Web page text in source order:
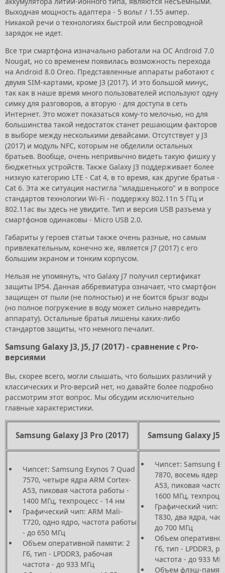
Выходная мощность адаптера - 5 вольт / 1.55 ампер.
Никакой речи о технологиях быстрой или беспроводной
зарядок не идет.
Все три смартфона изначально работали на ОС Android 7.0
Nougat, но со временем появилась возможность перехода
на Android 8.0 Oreo. Представленные аппараты работают с
двумя SIM-картами, кроме J3 (2017). И это большой минус,
так как в наше время много пользователей используют одну
симку для разговоров, а вторую - для доступа в сеть
Интернет. Это может показаться кому-то мелочью, но для
большинства такой недостаток станет решающим факторов
в выборе между несколькими девайсами. Отсутствует у J3
(2017) и модуль NFC, которым не обделили остальных
братьев. Вообще, очень непривычно видеть такую фишку у
бюджетных устройств. Также Galaxy J3 поддерживает более
низкую категорию LTE - Cat 4, в то время, как другие братья -
Cat 6. Эта же ситуация настигла "младшенького" и в вопросе
стандартов технологии Wi-Fi - поддержку 802.11n 5 ГГц и
802.11ac вы здесь не увидите. Тип и версия USB разъема у
смартфонов одинаковы - Micro USB 2.0.
Габариты у героев статьи также очень разные, но самым
привлекательным, конечно же, является J7 (2017) с его
большим экраном и тонким корпусом.
Нельзя не упомянуть, что Galaxy J7 получил сертификат
защиты IP54. Данная аббревиатура означает, что смартфон
защищен от пыли (не полностью) и не боится брызг воды
(но полное погружение в воду может сильно навредить
аппарату). Остальные братья лишены каких-либо
стандартов защиты, что немного печалит.
Samsung Galaxy J3, J5, J7 (2017) - сравнение с Pro-
версиями
Вы, скорее всего, могли слышать, что больших различий у
классических и Pro-версий нет, но давайте более подробно
рассмотрим этот вопрос. Мы обсудим исключительно
главные характеристики.
Samsung Galaxy J3 Pro (2017) Samsung Galaxy J5
Чипсет: Samsung Exynos 7 Quad
7570, четыре ядра ARM Cortex-
A53, пиковая частота работы -
1400 МГц, техпроцесс - 14 нм
Графический чип: ARM Mali-
T720, одно ядро, частота работы
- до 650 МГц
Объем оперативной памяти: 2
Гб, тип - LPDDR3, рабочая
частота - до 933 МГц
Чипсет: Samsung
7870, восемь ядер
A53, пиковая
1600 МГц,
Графический чип:
T830, два ядра,
до 700 МГц
Объем
Гб, тип - LPDDR3,
частота - до 933
Объем флэш-